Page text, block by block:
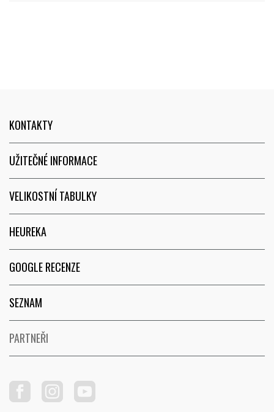
KONTAKTY
UŽITEČNÉ INFORMACE
VELIKOSTNÍ TABULKY
HEUREKA
GOOGLE RECENZE
SEZNAM
PARTNEŘI